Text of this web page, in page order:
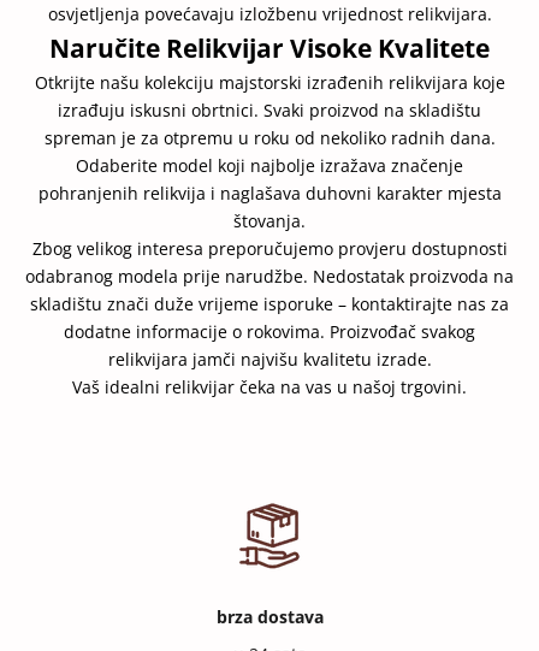
osvjetljenja povećavaju izložbenu vrijednost relikvijara.
Naručite Relikvijar Visoke Kvalitete
Otkrijte našu kolekciju majstorski izrađenih relikvijara koje
izrađuju iskusni obrtnici. Svaki proizvod na skladištu
spreman je za otpremu u roku od nekoliko radnih dana.
Odaberite model koji najbolje izražava značenje
pohranjenih relikvija i naglašava duhovni karakter mjesta
štovanja.
Zbog velikog interesa preporučujemo provjeru dostupnosti
odabranog modela prije narudžbe. Nedostatak proizvoda na
skladištu znači duže vrijeme isporuke – kontaktirajte nas za
dodatne informacije o rokovima. Proizvođač svakog
relikvijara jamči najvišu kvalitetu izrade.
Vaš idealni relikvijar čeka na vas u našoj trgovini.
brza dostava